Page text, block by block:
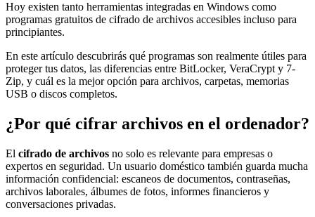
Hoy existen tanto herramientas integradas en Windows como
programas gratuitos de cifrado de archivos accesibles incluso para
principiantes.
En este artículo descubrirás qué programas son realmente útiles para
proteger tus datos, las diferencias entre BitLocker, VeraCrypt y 7-
Zip, y cuál es la mejor opción para archivos, carpetas, memorias
USB o discos completos.
¿Por qué cifrar archivos en el ordenador?
El cifrado de archivos no solo es relevante para empresas o
expertos en seguridad. Un usuario doméstico también guarda mucha
información confidencial: escaneos de documentos, contraseñas,
archivos laborales, álbumes de fotos, informes financieros y
conversaciones privadas.